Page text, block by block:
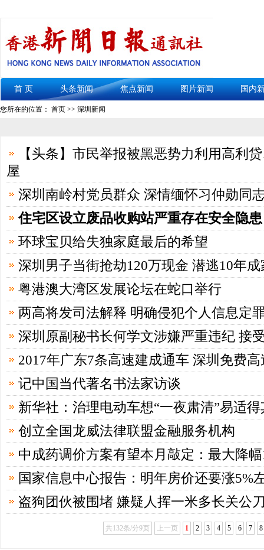
首 页 头条新闻 焦点新闻 图片新闻 国内
您所在的位置： 首页 >> 深圳新闻
【头条】市民举报被黑恶势力利用高利
屋
深圳南岭村党员群众 深情缅怀习仲勋同
住宅区设立废品收购站严重存在安全隐患
环球宝贝给失独家庭最后的希望
深圳男子当街抢劫120万现金 潜逃10年
粤港澳大湾区发展论坛在蛇口举行
两高将发司法解释 明确侵犯个人信息定
深圳原副秘书长何学文涉嫌严重违纪 接
2017年广东7条高速建成通车 深圳免费
记中国当代著名书法家访谈
新华社：治理电动车想“一夜肃清”易适得
创立全国龙威法律联盟金融服务机构
中成药调价方案有望本月敲定：最大降
国家信息中心报告：明年房价还要涨5%
盗狗团伙被围堵 嫌疑人挥一米多长关公
共132条/分9页 上一页 1 2 3 4 5 6 7 8